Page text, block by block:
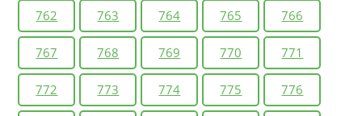
762 763 764 765 766
767 768 769 770 771
772 773 774 775 776